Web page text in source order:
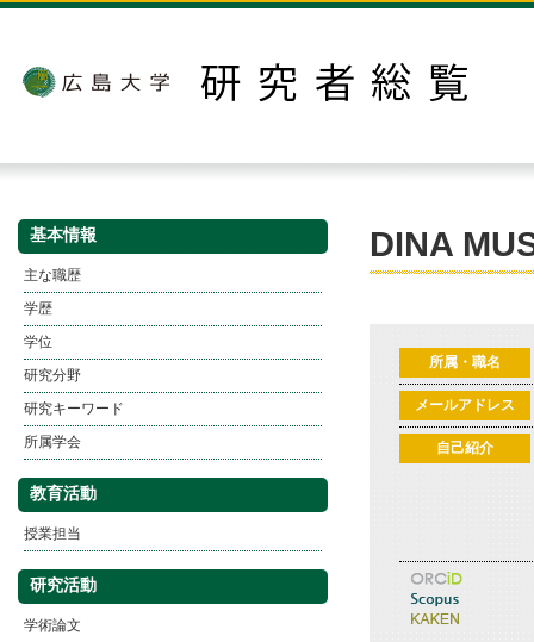
基本情報
主な職歴
学歴
学位
研究分野
研究キーワード
所属学会
教育活動
授業担当
研究活動
学術論文
DINA
所属・職名
メールアドレス
自己紹介